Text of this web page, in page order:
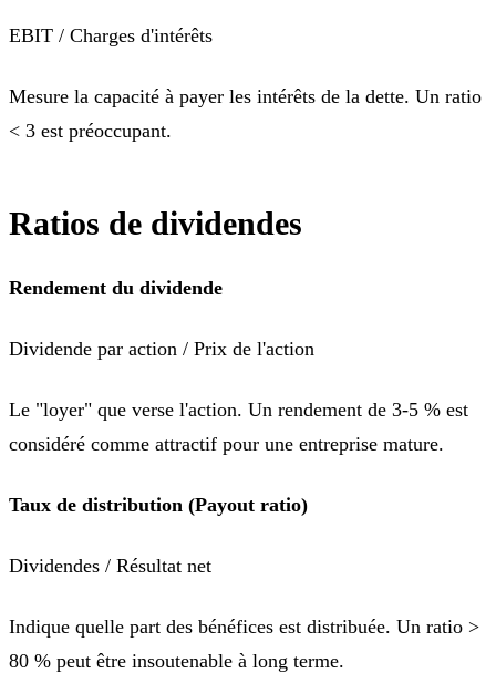
EBIT / Charges d'intérêts
Mesure la capacité à payer les intérêts de la dette. Un ratio
< 3 est préoccupant.
Ratios de dividendes
Rendement du dividende
Dividende par action / Prix de l'action
Le "loyer" que verse l'action. Un rendement de 3-5 % est
considéré comme attractif pour une entreprise mature.
Taux de distribution (Payout ratio)
Dividendes / Résultat net
Indique quelle part des bénéfices est distribuée. Un ratio >
80 % peut être insoutenable à long terme.